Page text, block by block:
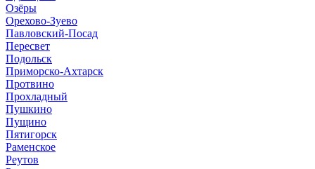
Озёры
Орехово-Зуево
Павловский-Посад
Пересвет
Подольск
Приморско-Ахтарск
Протвино
Прохладный
Пушкино
Пущино
Пятигорск
Раменское
Реутов